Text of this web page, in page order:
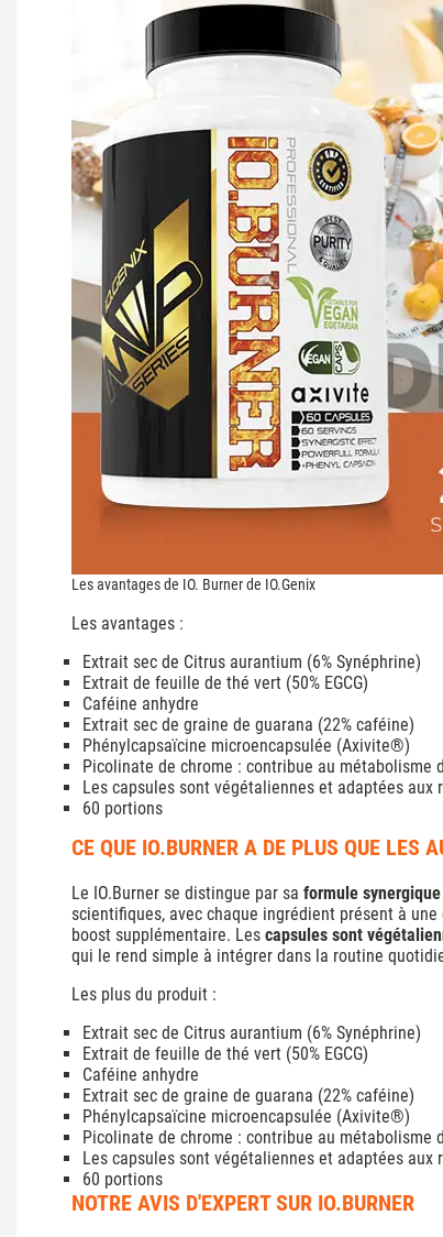
Les avantages de IO. Burner de IO.Genix
Les avantages :
Extrait sec de Citrus aurantium (6% Synéphrine)
Extrait de feuille de thé vert (50% EGCG)
Caféine anhydre
Extrait sec de graine de guarana (22% caféine)
Phénylcapsaïcine microencapsulée (Axivite®)
Picolinate de chrome : contribue au métabolisme
Les capsules sont végétaliennes et adaptées
60 portions
CE QUE IO.BURNER A DE PLUS QUE LES
Le IO.Burner se distingue par sa formule
scientifiques, avec chaque ingrédient présent à
boost supplémentaire. Les capsules sont
qui le rend simple à intégrer dans la routine
Les plus du produit :
Extrait sec de Citrus aurantium (6% Synéphrine)
Extrait de feuille de thé vert (50% EGCG)
Caféine anhydre
Extrait sec de graine de guarana (22% caféine)
Phénylcapsaïcine microencapsulée (Axivite®)
Picolinate de chrome : contribue au métabolisme
Les capsules sont végétaliennes et adaptées
60 portions
NOTRE AVIS D'EXPERT SUR IO.BURNER